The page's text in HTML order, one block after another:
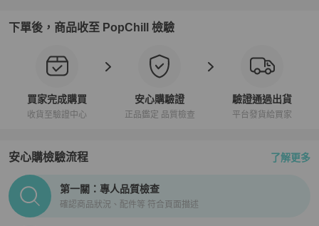
下單後，商品收至 PopChill 檢驗
買家完成購買
收貨至驗證中心
安心購驗證
正品鑑定 品質檢查
驗證通過出貨
平台發貨給買家
安心購檢驗流程 了解更多
PopChill拍拍圈正品驗證、安心購檢驗流程介紹
第一關：專人品質檢查
確認商品狀況、配件等 符合頁面描述